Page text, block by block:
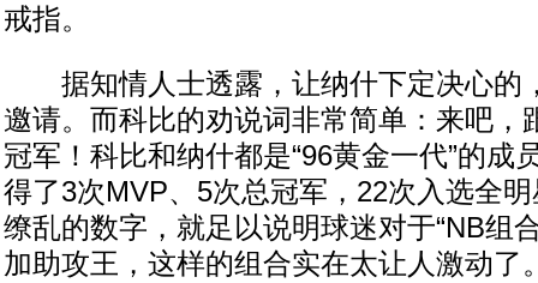
戒指。
据知情人士透露，让纳什下定决心的
邀请。而科比的劝说词非常简单：来吧，
冠军！科比和纳什都是“96黄金一代”的成
得了3次MVP、5次总冠军，22次入选全
缭乱的数字，就足以说明球迷对于“NB组
加助攻王，这样的组合实在太让人激动了